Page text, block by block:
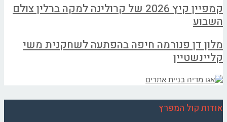
קמפיין קיץ 2026 של קרולינה למקה ברלין צולם
השבוע
מלון דן פנורמה חיפה בהפתעה לשחקנית משי
קליינשטיין
אודות קול המפרץ